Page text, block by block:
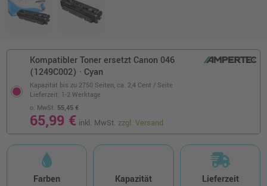
Kompatibler Toner ersetzt Canon 046
(1249C002) · Cyan
Kapazität bis zu 2750 Seiten, ca. 2,4 Cent / Seite
o. MwSt. 55,45 €
65,99 € inkl. MwSt.zzgl. Versand
Lieferzeit: 1-2 Werktage
Farben Kapazität Lieferzeit